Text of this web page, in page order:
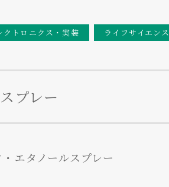
クトロニクス・実装 ライフサイエンス
プレー
エタノールスプレー